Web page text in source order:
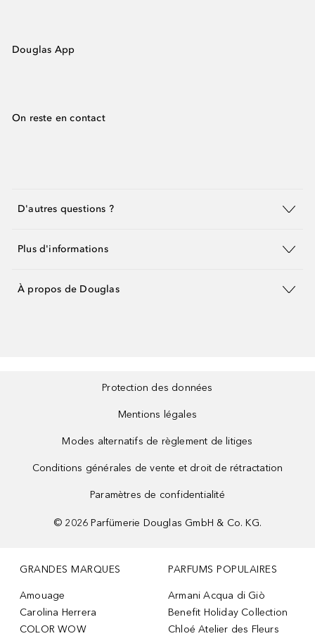
Douglas App
On reste en contact
D'autres questions ?
Plus d'informations
À propos de Douglas
Protection des données
Mentions légales
Modes alternatifs de règlement de litiges
Conditions générales de vente et droit de rétractation
Paramètres de confidentialité
© 2026 Parfümerie Douglas GmbH & Co. KG.
GRANDES MARQUES
Amouage
Carolina Herrera
COLOR WOW
PARFUMS POPULAIRES
Armani Acqua di Giò
Benefit Holiday Collection
Chloé Atelier des Fleurs